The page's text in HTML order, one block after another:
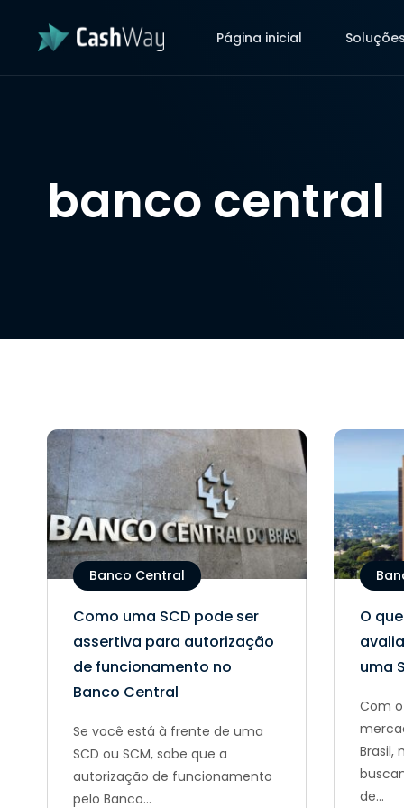
Página inicial Soluções
banco central
Banco Central
Como uma SCD pode ser
assertiva para autorização
de funcionamento no
Banco Central
Se você está à frente de uma
SCD ou SCM, sabe que a
autorização de funcionamento
pelo Banco...
O
uma
Com
Brasil,
de...